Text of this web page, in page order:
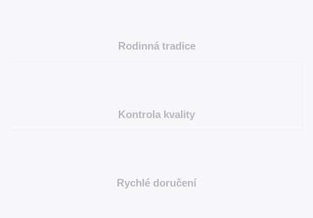
Rodinná tradice
Kontrola kvality
Rychlé doručení